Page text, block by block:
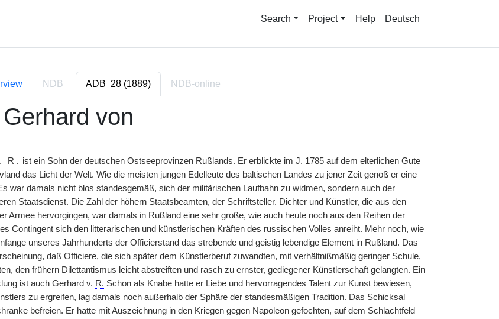
Search Project Help Deutsch
NDB ADB 28 (1889) NDB-online
von
R. ist ein Sohn der deutschen Ostseeprovinzen Rußlands. Er erblickte im J. 1785 auf dem elterlichen Gute
das Licht der Welt. Wie die meisten jungen Edelleute des baltischen Landes zu jener Zeit genoß er eine
war damals nicht blos standesgemäß, sich der militärischen Laufbahn zu widmen, sondern auch der
Staatsdienst. Die Zahl der höhern Staatsbeamten, der Schriftsteller. Dichter und Künstler, die aus den
Armee hervorgingen, war damals in Rußland eine sehr große, wie auch heute noch aus den Reihen der
Contingent sich den litterarischen und künstlerischen Kräften des russischen Volles anreiht. Mehr noch, wie
unseres Jahrhunderts der Officierstand das strebende und geistig lebendige Element in Rußland. Das
daß Officiere, die sich später dem Künstlerberuf zuwandten, mit verhältnißmäßig geringer Schule,
den frühern Dilettantismus leicht abstreiften und rasch zu ernster, gediegener Künstlerschaft gelangten. Ein
ist auch Gerhard v. R. Schon als Knabe hatte er Liebe und hervorragendes Talent zur Kunst bewiesen,
zu ergreifen, lag damals noch außerhalb der Sphäre der standesmäßigen Tradition. Das Schicksal
befreien. Er hatte mit Auszeichnung in den Kriegen gegen Napoleon gefochten, auf dem Schlachtfeld